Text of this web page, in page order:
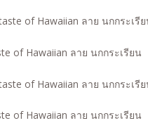
of Hawaiian ลาย นกกระเรียน
of Hawaiian ลาย นกกระเรียน